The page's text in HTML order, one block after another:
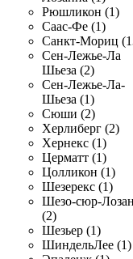
Рюшликон (1)
Саас-Фе (1)
Санкт-Мориц
Сен-Лежье-Ла
Шьеза (2)
Сен-Лежье-Ла-
Шьеза (1)
Сюши (2)
Херлиберг (2)
Хернекс (1)
Церматт (1)
Цолликон (1)
Шезерекс (1)
Шезо-сюр-
(2)
Шезьер (1)
ШиндельЛее (1)